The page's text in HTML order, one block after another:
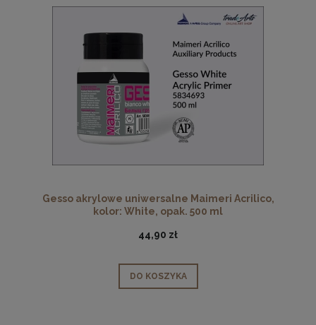
Gesso akrylowe uniwersalne Maimeri Acrilico,
kolor: White, opak. 500 ml
44,90 zł
DO KOSZYKA